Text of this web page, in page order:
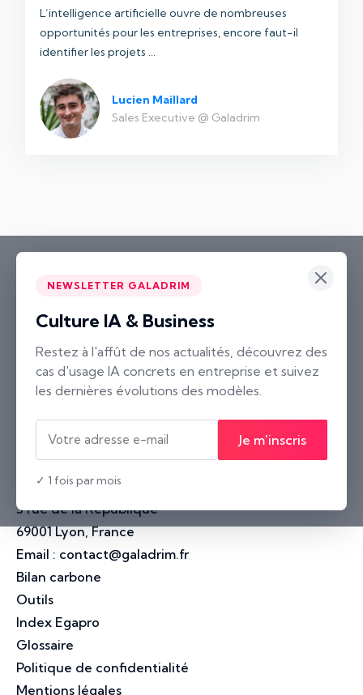
L’intelligence artificielle ouvre de nombreuses
opportunités pour les entreprises, encore faut-il
identifier les projets ...
Lucien Maillard
Sales Executive @ Galadrim
NEWSLETTER GALADRIM
Culture IA & Business
Restez à l'affût de nos actualités, découvrez des
cas d'usage IA concrets en entreprise et suivez
les dernières évolutions des modèles.
Je m'inscris
✓ 1 fois par mois
Paris
2 rue Neuve Saint-Pierre
75004 Paris, France
Nantes
10 rue Voltaire
44000 Nantes, France
Lyon
3 rue de la République
69001 Lyon, France
Email : contact@galadrim.fr
Bilan carbone
Outils
Index Egapro
Glossaire
Politique de confidentialité
Mentions légales